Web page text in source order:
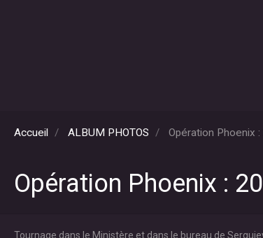
Accueil ALBUM PHOTOS Opération Phoenix
Opération Phoenix :
Tournage dans le Ministère et dans le bureau de